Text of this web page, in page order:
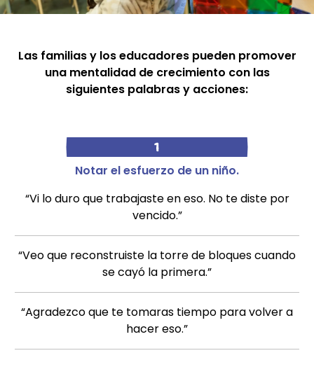
Las familias y los educadores pueden promover
una mentalidad de crecimiento con las
siguientes palabras y acciones:
1
Notar el esfuerzo de un niño.
“Vi lo duro que trabajaste en eso. No te diste por
vencido.”
“Veo que reconstruiste la torre de bloques cuando
se cayó la primera.”
“Agradezco que te tomaras tiempo para volver a
hacer eso.”